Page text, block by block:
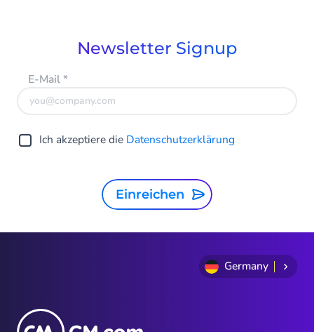
Newsletter Signup
E-Mail*
Ich akzeptiere die Datenschutzerklärung
Einreichen
Germany